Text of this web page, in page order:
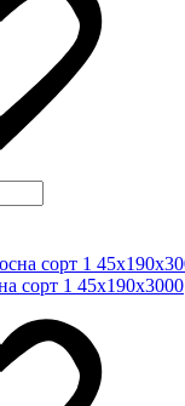
сорт 1 45х190х3000